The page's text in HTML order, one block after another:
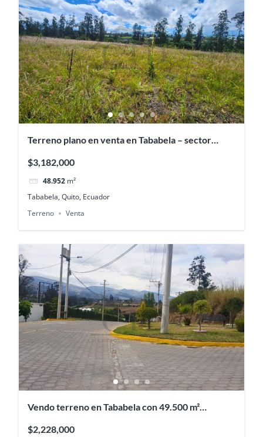
Terreno plano en venta en Tababela – sector
$3,182,000
48.952 m²
Tababela, Quito, Ecuador
Terreno
Venta
Vendo terreno en Tababela con 49.500 m²
$2,228,000